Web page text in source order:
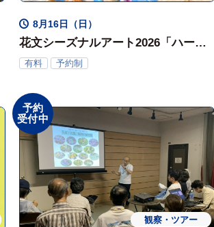
8月16日（日）
花文シーズナルアート2026「ハーバ
リウムで作る水族館」
有料 予約制
予約
受付中
観察・ツアー